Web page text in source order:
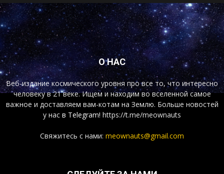
О НАС
Веб-издание космического уровня про все то, что интересно
человеку в 21 веке. Ищем и находим во вселенной самое
важное и доставляем вам-котам на Землю. Больше новостей
у нас в Telegram! https://t.me/meownauts
Свяжитесь с нами: meownauts@gmail.com